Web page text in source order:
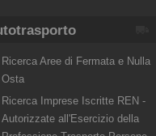
Ricerca Aree di Fermata e Nulla
Osta
Ricerca Imprese Iscritte REN -
Autorizzate all'Esercizio della